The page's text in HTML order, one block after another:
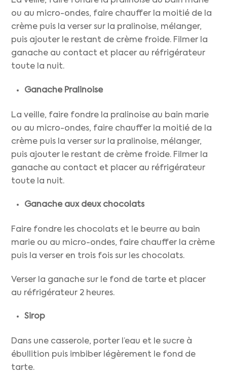
ou au micro-ondes, faire chauffer la moitié de la
crème puis la verser sur la pralinoise, mélanger,
puis ajouter le restant de crème froide. Filmer la
ganache au contact et placer au réfrigérateur
toute la nuit.
Ganache Pralinoise
La veille, faire fondre la pralinoise au bain marie
ou au micro-ondes, faire chauffer la moitié de la
crème puis la verser sur la pralinoise, mélanger,
puis ajouter le restant de crème froide. Filmer la
ganache au contact et placer au réfrigérateur
toute la nuit.
Ganache aux deux chocolats
Faire fondre les chocolats et le beurre au bain
marie ou au micro-ondes, faire chauffer la crème
puis la verser en trois fois sur les chocolats.
Verser la ganache sur le fond de tarte et placer
au réfrigérateur 2 heures.
Sirop
Dans une casserole, porter l’eau et le sucre à
ébullition puis imbiber légèrement le fond de
tarte.